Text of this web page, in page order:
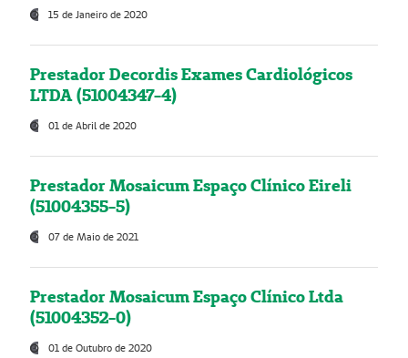
15 de Janeiro de 2020
Prestador Decordis Exames Cardiológicos
LTDA (51004347-4)
01 de Abril de 2020
Prestador Mosaicum Espaço Clínico Eireli
(51004355-5)
07 de Maio de 2021
Prestador Mosaicum Espaço Clínico Ltda
(51004352-0)
01 de Outubro de 2020